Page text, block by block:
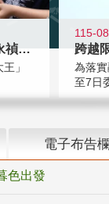
教育家人物典範 發明大王林永禎教授
」
115-
為落
至7日
電子布告欄
色出發